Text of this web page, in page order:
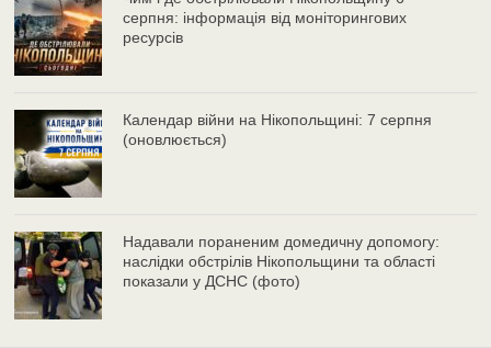
серпня: інформація від моніторингових
ресурсів
Календар війни на Нікопольщині: 7 серпня
(оновлюється)
Надавали пораненим домедичну допомогу:
наслідки обстрілів Нікопольщини та області
показали у ДСНС (фото)